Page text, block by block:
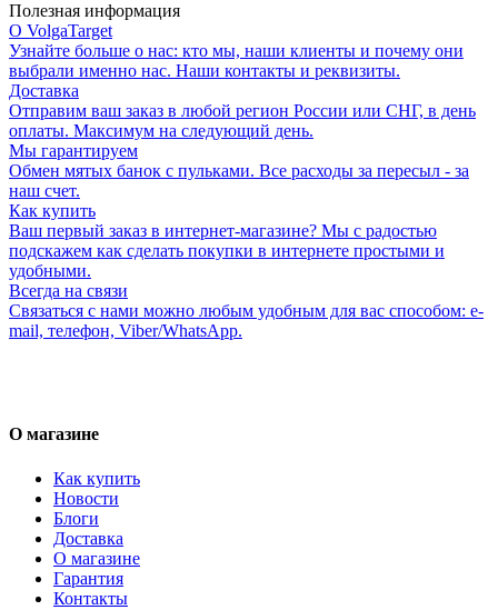
Полезная информация
О VolgaTarget
Узнайте больше о нас: кто мы, наши клиенты и почему они
выбрали именно нас. Наши контакты и реквизиты.
Доставка
Отправим ваш заказ в любой регион России или СНГ, в день
оплаты. Максимум на следующий день.
Мы гарантируем
Обмен мятых банок с пульками. Все расходы за пересыл - за
наш счет.
Как купить
Ваш первый заказ в интернет-магазине? Мы с радостью
подскажем как сделать покупки в интернете простыми и
удобными.
Всегда на связи
Связаться с нами можно любым удобным для вас способом: e-
mail, телефон, Viber/WhatsApp.
О магазине
Как купить
Новости
Блоги
Доставка
О магазине
Гарантия
Контакты